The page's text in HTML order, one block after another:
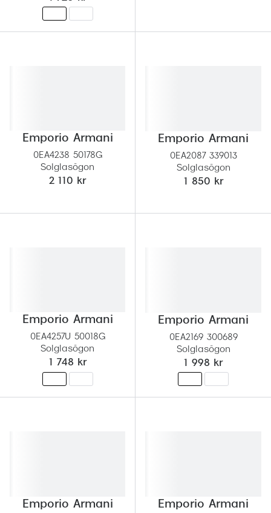
Se alla
Dolce &
Emporio Armani
0EA4238 50178G
Solglasögon
2 110 kr
Emporio Armani
0EA2087 339013
Solglasögon
1 850 kr
Emporio Armani
0EA4257U 50018G
Solglasögon
1 748 kr
Emporio Armani
0EA2169 300689
Solglasögon
1 998 kr
Emporio Armani Emporio Armani